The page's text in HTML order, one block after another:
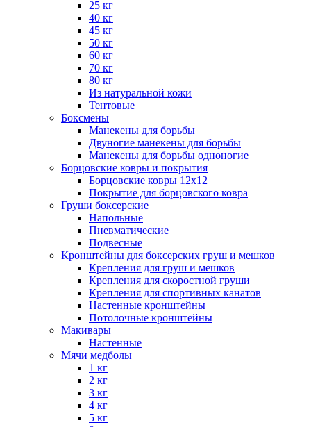
25 кг
40 кг
45 кг
50 кг
60 кг
70 кг
80 кг
Из натуральной кожи
Тентовые
Боксмены
Манекены для борьбы
Двуногие манекены для борьбы
Манекены для борьбы одноногие
Борцовские ковры и покрытия
Борцовские ковры 12х12
Покрытие для борцовского ковра
Груши боксерские
Напольные
Пневматические
Подвесные
Кронштейны для боксерских груш и мешков
Крепления для груш и мешков
Крепления для скоростной груши
Крепления для спортивных канатов
Настенные кронштейны
Потолочные кронштейны
Макивары
Настенные
Мячи медболы
1 кг
2 кг
3 кг
4 кг
5 кг